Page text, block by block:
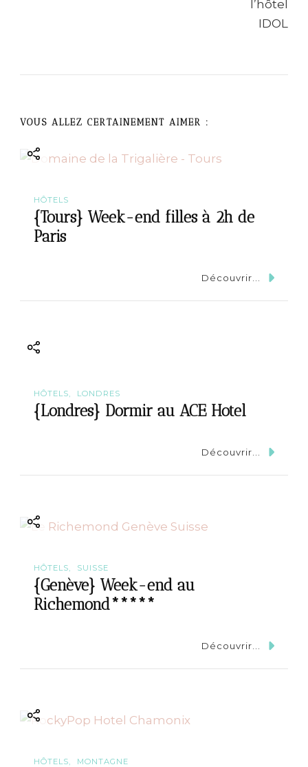
a
t
n
VOUS ALLEZ CERTAINEMENT AIMER :
HÔTELS
{Tours} Week-end filles à 2h de
Paris
Découvrir...
HÔTELS LONDRES
{Londres} Dormir au ACE Hotel
Découvrir...
HÔTELS SUISSE
{Genève} Week-end au
Richemond*****
Découvrir...
HÔTELS MONTAGNE